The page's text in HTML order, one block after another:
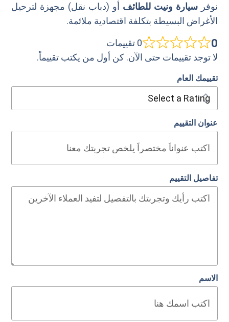
نوفرسيارة ونيت للطائف أو (دباب نقل) مجهزة لترحيل
الأغراض البسيطة بتكلفة اقتصادية ملائمة.
0
0 تقييمات
لا توجد تقييمات حتى الآن. كن أول من يكتب تقييماً.
تقييمك العام
عنوان التقييم
تفاصيل التقييم
الاسم